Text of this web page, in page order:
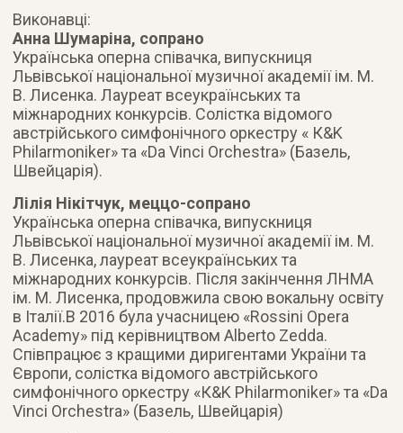
Виконавці:
Анна Шумаріна, сопрано
Українська оперна співачка, випускниця
Львівської національної музичної академії ім. М.
В. Лисенка. Лауреат всеукраїнських та
міжнародних конкурсів. Солістка відомого
австрійського симфонічного оркестру « К&K
Philarmoniker» та «Da Vinci Orchestra» (Базель,
Швейцарія).
Лілія Нікітчук, меццо-сопрано
Українська оперна співачка, випускниця
Львівської національної музичної академії ім. М.
В. Лисенка, лауреат всеукраїнських та
міжнародних конкурсів. Після закінчення ЛНМА
ім. М. Лисенка, продовжила свою вокальну освіту
в Італії.В 2016 була учасницею «Rossini Opera
Academy» під керівництвом Alberto Zedda.
Співпрацює з кращими диригентами України та
Європи, солістка відомого австрійського
симфонічного оркестру «К&K Philarmoniker» та «Da
Vinci Orchestra» (Базель, Швейцарія)